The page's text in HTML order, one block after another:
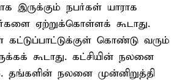
இருக்கும் நபர்கள் யாராக
ஏற்றுக்கொள்ளக் கூடாது.
கொண்டு வரும்
கூடாது. கட்சியின் நலனை
தங்களின் நலனை முன்னிறுத்தி